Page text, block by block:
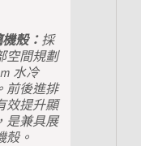
機殼： 採
空間規劃
水冷
前後進排
效提升顯
是兼具展
殼。